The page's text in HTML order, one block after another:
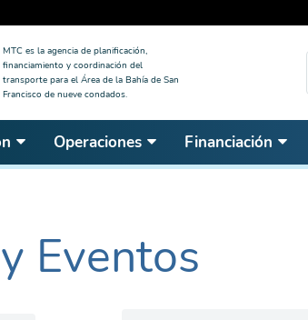
MTC es la agencia de planificación,
financiamiento y coordinación del
transporte para el Área de la Bahía de San
Francisco de nueve condados.
Operaciones Financiación
Eventos